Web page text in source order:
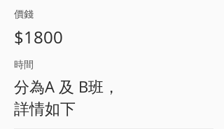
​價錢
$1800
​時間​
分為A 及 B班，
詳情如下